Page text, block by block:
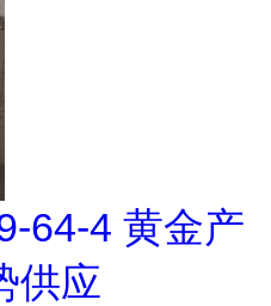
64-4 黄金产
供应